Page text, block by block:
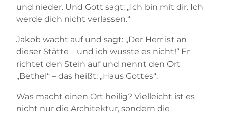
und nieder. Und Gott sagt: „Ich bin mit dir. Ich
werde dich nicht verlassen.“
Jakob wacht auf und sagt: „Der Herr ist an
dieser Stätte – und ich wusste es nicht!“ Er
richtet den Stein auf und nennt den Ort
„Bethel“ – das heißt: „Haus Gottes“.
Was macht einen Ort heilig? Vielleicht ist es
nicht nur die Architektur, sondern die